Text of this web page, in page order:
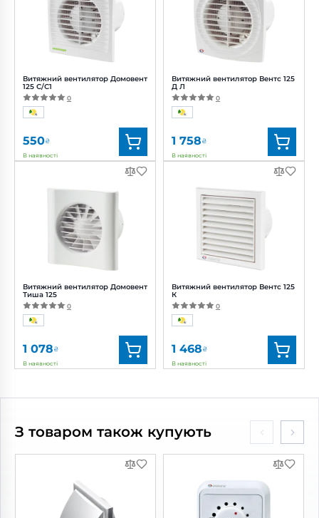
Витяжний вентилятор Домовент
125 С/С1
0
550₴
В наявності
Домовент
Артикул: 0000227761
Діаметр:
125 мм
Потужність:
16 Вт
Рівень шуму:35 дБ(А)
Витяжний вентилятор Домовент
Тиша 125
0
1 078₴
В наявності
Артикул:
0688103121
Потужність:
18 Вт
34 дБ(А)
Витяжний вентилятор Вентс 125
Д Л
0
1 758₴
В наявності
Вентс
Артикул: 0000217144
Діаметр:
Потужність:
Рівень шуму:35 дБ(А)
Витяжний вентилятор Вентс 125
К
0
1 468₴
В наявності
Артикул: 0000217209
125 мм
Потужність:
З товаром також купують